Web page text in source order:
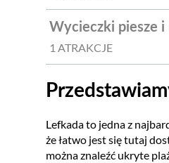
Wycieczki piesze
1 ATRAKCJE
Lefkada to jedna z
że łatwo jest się tutaj
można znaleźć ukryte